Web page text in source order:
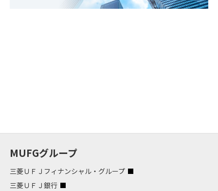
MUFGグループ
三菱ＵＦＪフィナンシャル・グループ
三菱ＵＦＪ銀行